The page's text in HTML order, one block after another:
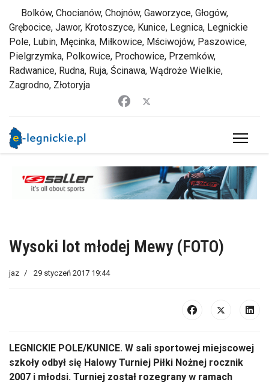
Bolków, Chocianów, Chojnów, Gaworzyce, Głogów,
Grębocice, Jawor, Krotoszyce, Kunice, Legnica, Legnickie
Pole, Lubin, Męcinka, Miłkowice, Mściwojów, Paszowice,
Pielgrzymka, Polkowice, Prochowice, Przemków,
Radwanice, Rudna, Ruja, Ścinawa, Wądroże Wielkie,
Zagrodno, Złotoryja
Wysoki lot młodej Mewy (FOTO)
jaz 29 styczeń 2017 19:44
LEGNICKIE POLE/KUNICE. W sali sportowej miejscowej
szkoły odbył się Halowy Turniej Piłki Nożnej rocznik
2007 i młodsi. Turniej został rozegrany w ramach